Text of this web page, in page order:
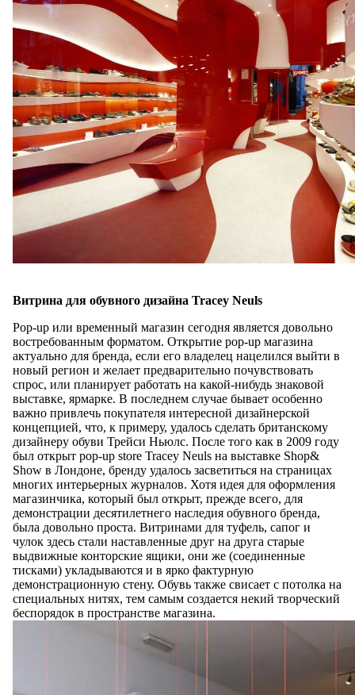
Витрина для обувного дизайна Tracey Neuls
Pop-up или временный магазин сегодня является довольно
востребованным форматом. Открытие pop-up магазина
актуально для бренда, если его владелец нацелился выйти в
новый регион и желает предварительно почувствовать
спрос, или планирует работать на какой-нибудь знаковой
выставке, ярмарке. В последнем случае бывает особенно
важно привлечь покупателя интересной дизайнерской
концепцией, что, к примеру, удалось сделать британскому
дизайнеру обуви Трейси Ньюлс. После того как в 2009 году
был открыт pop-up store Tracey Neuls на выставке Shop&
Show в Лондоне, бренду удалось засветиться на страницах
многих интерьерных журналов. Хотя идея для оформления
магазинчика, который был открыт, прежде всего, для
демонстрации десятилетнего наследия обувного бренда,
была довольно проста. Витринами для туфель, сапог и
чулок здесь стали наставленные друг на друга старые
выдвижные конторские ящики, они же (соединенные
тисками) укладываются и в ярко фактурную
демонстрационную стену. Обувь также свисает с потолка на
специальных нитях, тем самым создается некий творческий
беспорядок в пространстве магазина.